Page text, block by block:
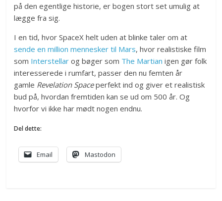
på den egentlige historie, er bogen stort set umulig at
lægge fra sig.
I en tid, hvor SpaceX helt uden at blinke taler om at
sende en million mennesker til Mars, hvor realistiske film
som Interstellar og bøger som The Martian igen gør folk
interesserede i rumfart, passer den nu femten år
gamle Revelation Spaceperfekt ind og giver et realistisk
bud på, hvordan fremtiden kan se ud om 500 år. Og
hvorfor vi ikke har mødt nogen endnu.
Del dette:
Email Mastodon